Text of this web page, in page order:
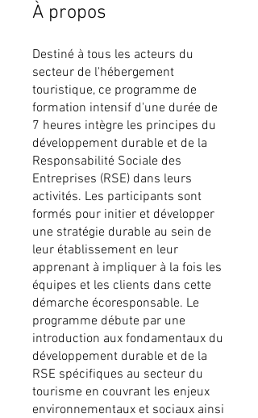
À propos
Destiné à tous les acteurs du
secteur de l'hébergement
touristique, ce programme de
formation intensif d'une durée de
7 heures intègre les principes du
développement durable et de la
Responsabilité Sociale des
Entreprises (RSE) dans leurs
activités. Les participants sont
formés pour initier et développer
une stratégie durable au sein de
leur établissement en leur
apprenant à impliquer à la fois les
équipes et les clients dans cette
démarche écoresponsable. Le
programme débute par une
introduction aux fondamentaux du
développement durable et de la
RSE spécifiques au secteur du
tourisme en couvrant les enjeux
environnementaux et sociaux ainsi